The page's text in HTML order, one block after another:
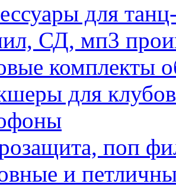
для
СД, мп3
комплекты
для клубов
поп
и